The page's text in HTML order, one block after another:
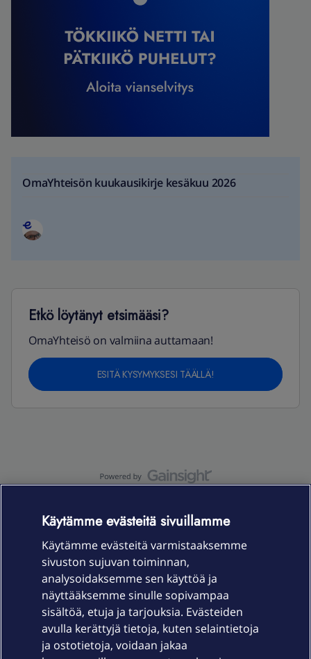
OmaYhteisön kuukausikirje kesäkuu 2026
Etkö löytänyt etsimääsi?
OmaYhteisö on valmiina auttamaan!
ESITÄ KYSYMYKSESI TÄÄLLÄ!
Laitteet & liittymät
Palvelut
Käytämme evästeitä sivuillamme
Käytämme evästeitä varmistaaksemme
sivuston sujuvan toiminnan,
analysoidaksemme sen käyttöä ja
näyttääksemme sinulle sopivampaa
sisältöä, etuja ja tarjouksia. Evästeiden
avulla kerättyjä tietoja, kuten selaintietoja
ja ostotietoja, voidaan jakaa